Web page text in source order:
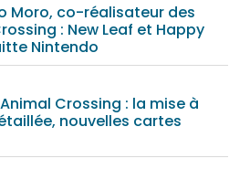
Moro, co-réalisateur des
: New Leaf et Happy
Nintendo
Animal Crossing : la mise à
nouvelles cartes